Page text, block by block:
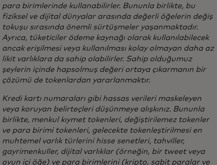
para birimlerinde kullanabilirler. Bununla birlikte, bu
fiziksel ve dijital dünyalar arasında değerli öğelerin değiş
tokuşu sırasında önemli sürtüşmeler yaşanmaktadır.
Ayrıca, tüketiciler ödeme kaynağı olarak kullanılabilecek
ancak erişilmesi veya kullanılması kolay olmayan daha az
likit varlıklara da sahip olabilirler. Sahip olduğumuz
şeylerin içinde hapsolmuş değeri ortaya çıkarmanın bir
çözümü de tokenlardan yararlanmaktır.
Kredi kartı numaraları gibi hassas verileri maskeleyen
veya koruyan belirteçleri düşünmeye alışkınız. Bununla
birlikte, menkul kıymet tokenleri, değiştirilemez tokenler
ve para birimi tokenleri, gelecekte tokenleştirilmesi en
muhtemel varlık türlerini hisse senetleri, tahviller,
gayrimenkuller, dijital varlıklar (örneğin, bir tweet veya
oyun içi öğe) ve para birimlerini (kripto, sabit paralar ve